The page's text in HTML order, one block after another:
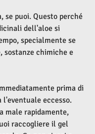
se puoi. Questo perché
dell'aloe si
specialmente se
sostanze chimiche e
prima di
l'eventuale eccesso.
male rapidamente,
raccogliere il gel